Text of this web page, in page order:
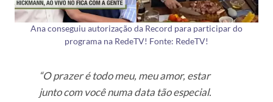
Ana conseguiu autorização da Record para participar do
programa na RedeTV! Fonte: RedeTV!
“O prazer é todo meu, meu amor, estar
junto com você numa data tão especial.